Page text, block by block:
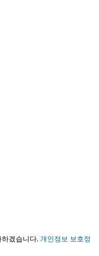
겠습니다.개인정보 보호정